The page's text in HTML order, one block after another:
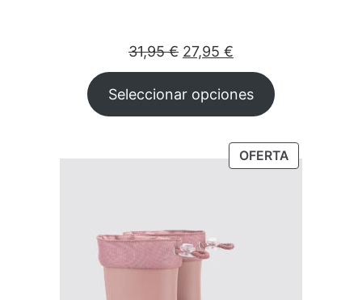
31,95€ El
precio
original
era:
27,95 €
precio
actual
es:
Seleccionar opciones
OFERTA
PRODUCTO